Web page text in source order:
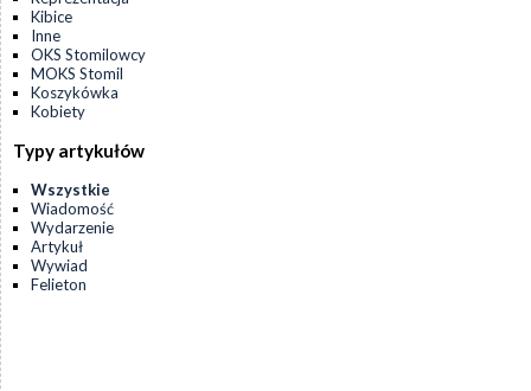
Kibice
Inne
OKS Stomilowcy
MOKS Stomil
Koszykówka
Kobiety
Typy artykułów
Wszystkie
Wiadomość
Wydarzenie
Artykuł
Wywiad
Felieton